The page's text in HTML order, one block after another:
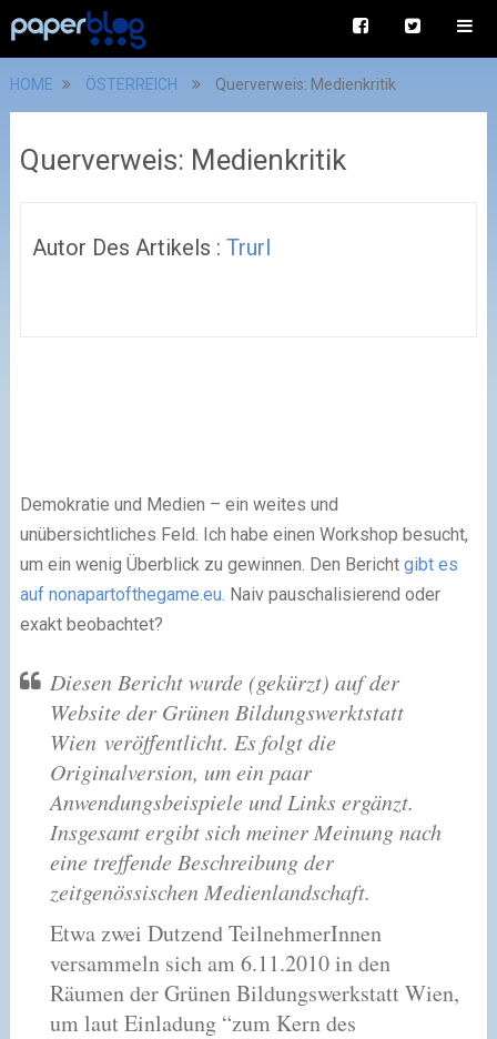
HOME ÖSTERREICH Querverweis: Medienkritik
Querverweis: Medienkritik
Autor Des Artikels : Trurl
Demokratie und Medien – ein weites und
unübersichtliches Feld. Ich habe einen Workshop besucht,
um ein wenig Überblick zu gewinnen. Den Bericht gibt es
auf nonapartofthegame.eu. Naiv pauschalisierend oder
exakt beobachtet?
Diesen Bericht wurde (gekürzt) auf der
Website der Grünen Bildungswerktstatt
Wien veröffentlicht. Es folgt die
Originalversion, um ein paar
Anwendungsbeispiele und Links ergänzt.
Insgesamt ergibt sich meiner Meinung nach
eine treffende Beschreibung der
zeitgenössischen Medienlandschaft.
Etwa zwei Dutzend TeilnehmerInnen
versammeln sich am 6.11.2010 in den
Räumen der Grünen Bildungswerkstatt Wien,
um laut Einladung “zum Kern des